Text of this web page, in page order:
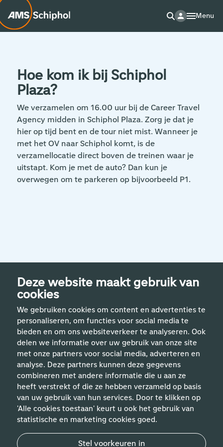
Deze website maakt gebruik van
cookies
We gebruiken cookies om content en advertenties te
personaliseren, om functies voor social media te
bieden en om ons websiteverkeer te analyseren. Ook
delen we informatie over uw gebruik van onze site
met onze partners voor social media, adverteren en
analyse. Deze partners kunnen deze gegevens
combineren met andere informatie die u aan ze
heeft verstrekt of die ze hebben verzameld op basis
van uw gebruik van hun services. Door te klikken op
'Alle cookies toestaan' keurt u ook het gebruik van
statistische en marketing cookies goed.
Stel voorkeuren in
Menu
Hoe kom ik bij Schiphol
Plaza?
We verzamelen om 16.00 uur bij de Career Travel
Agency midden in Schiphol Plaza. Zorg je dat je
hier op tijd bent en de tour niet mist. Wanneer je
met het OV naar Schiphol komt, is de
verzamellocatie direct boven de treinen waar je
uitstapt. Kom je met de auto? Dan kun je
overwegen om te parkeren op bijvoorbeeld P1.
Handige links
Vakgebieden
Contact